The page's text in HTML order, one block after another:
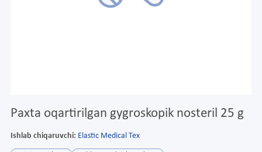
Paxta oqartirilgan gygroskopik nosteril 25 g
Ishlab chiqaruvchi: Elastic Medical Tex